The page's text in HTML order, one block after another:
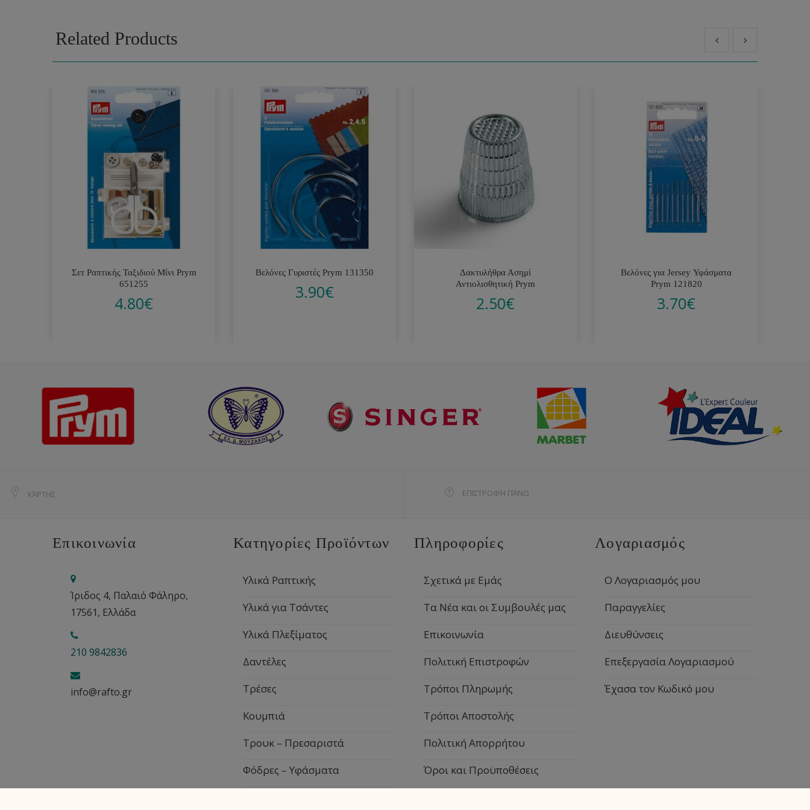
Related Products
Σετ Ραπτικής Ταξιδιού Μίνι Prym
651255
4.80€
Βελόνες Γυριστές Prym 131350
3.90€
Δακτυλήθρα Ασημί
Αντιολισθητική Prym
2.50€
Βελόνες για Jersey Υφάσματα
Prym 121820
3.70€
ΧΆΡΤΗΣ ΕΠΙΣΤΡΟΦΉ ΠΆΝΩ
Επικοινωνία
Ίριδος 4, Παλαιό Φάληρο,
17561, Ελλάδα
210 9842836
info@rafto.gr
Κατηγορίες Προϊόντων
Υλικά Ραπτικής
Υλικά για Τσάντες
Υλικά Πλεξίματος
Δαντέλες
Τρέσες
Κουμπιά
Τρουκ – Πρεσαριστά
Φόδρες – Υφάσματα
Πληροφορίες
Σχετικά με Εμάς
Τα Νέα και οι Συμβουλές μας
Επικοινωνία
Πολιτική Επιστροφών
Τρόποι Πληρωμής
Τρόποι Αποστολής
Πολιτική Απορρήτου
Όροι και Προϋποθέσεις
Λογαριασμός
Ο Λογαριασμός μου
Παραγγελίες
Διευθύνσεις
Επεξεργασία Λογαριασμού
Έχασα τον Κωδικό μου